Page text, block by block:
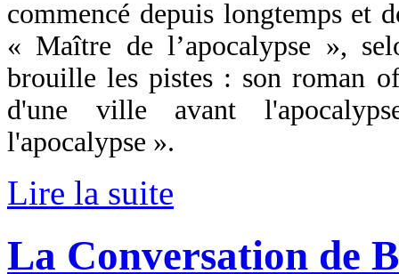
commencé depuis longtemps et
« Maître de l’apocalypse »,
brouille les pistes : son roman
d'une ville avant
l'apocalypse ».
Lire la suite
La Conversation de